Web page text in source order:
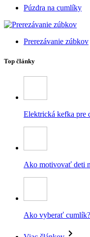
Púzdra na cumlíky
Prerezávanie zúbkov
Top články
Elektrická kefka pre
Ako motivovať deti
Ako vyberať cumlík?